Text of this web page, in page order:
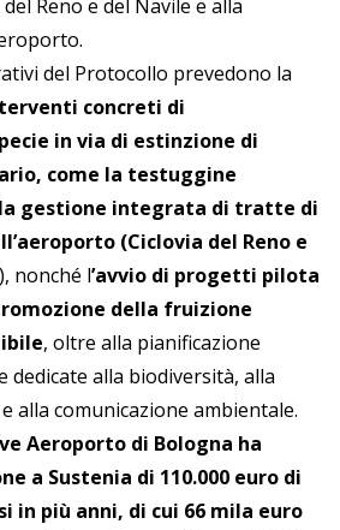
Reno e del Navile e alla
del Protocollo prevedono la
concreti di
in via di estinzione di
come la testuggine
la gestione integrata di tratte di
(Ciclovia del Reno e
), nonché l’avvio di progetti pilota
della fruizione
, oltre alla pianificazione
dedicate alla biodiversità, alla
alla comunicazione ambientale.
Aeroporto di Bologna ha
a Sustenia di 110.000 euro di
in più anni, di cui 66 mila euro